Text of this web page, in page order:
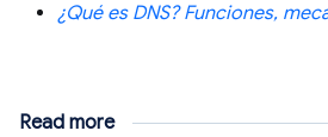
¿Qué es DNS? Funciones,
Read more